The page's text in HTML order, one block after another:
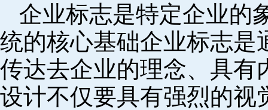
企业标志是特定企业的
统的核心基础企业标志是
传达去企业的理念、具有
设计不仅要具有强烈的视